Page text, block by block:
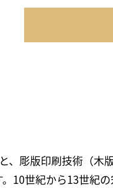
、彫版印刷技術（木
10世紀から13世紀